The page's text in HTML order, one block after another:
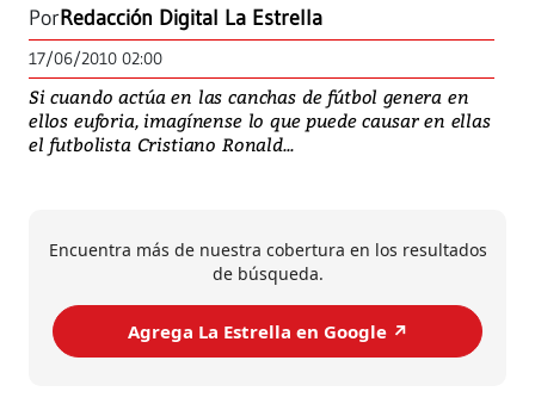
PorRedacción Digital La Estrella
17/06/2010 02:00
Si cuando actúa en las canchas de fútbol genera en
ellos euforia, imagínense lo que puede causar en ellas
el futbolista Cristiano Ronald...
Encuentra más de nuestra cobertura en los resultados
de búsqueda.
Agrega La Estrella en Google ↗️